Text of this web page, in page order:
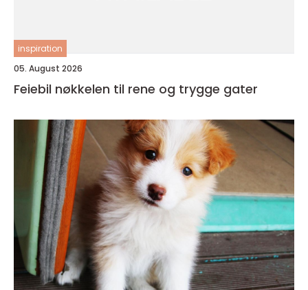
inspiration
05. August 2026
Feiebil nøkkelen til rene og trygge gater